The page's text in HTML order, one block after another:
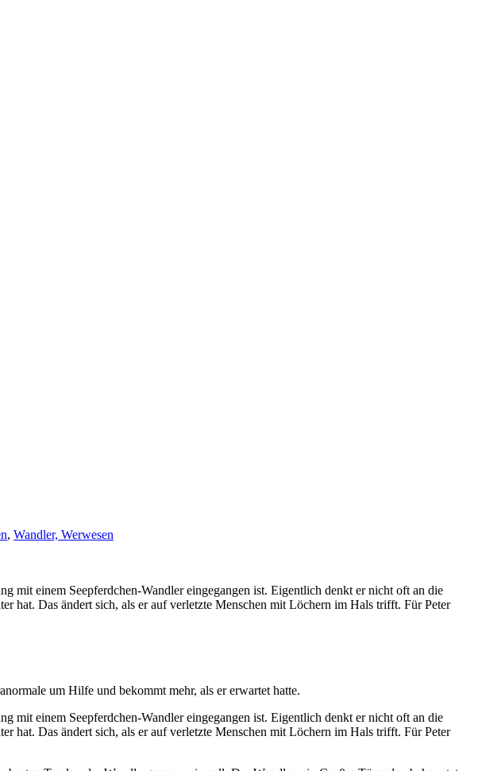
, Wandler, Werwesen
mit einem Seepferdchen-Wandler eingegangen ist. Eigentlich denkt er nicht oft an die
hat. Das ändert sich, als er auf verletzte Menschen mit Löchern im Hals trifft. Für Peter
um Hilfe und bekommt mehr, als er erwartet hatte.
mit einem Seepferdchen-Wandler eingegangen ist. Eigentlich denkt er nicht oft an die
hat. Das ändert sich, als er auf verletzte Menschen mit Löchern im Hals trifft. Für Peter